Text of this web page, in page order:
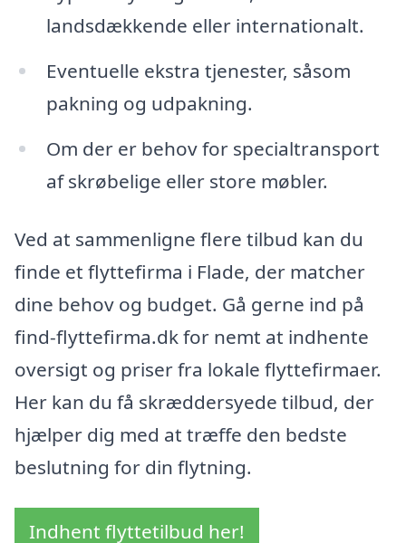
landsdækkende eller internationalt.
Eventuelle ekstra tjenester, såsom
pakning og udpakning.
Om der er behov for specialtransport
af skrøbelige eller store møbler.
Ved at sammenligne flere tilbud kan du
finde et flyttefirma i Flade, der matcher
dine behov og budget. Gå gerne ind på
find-flyttefirma.dk for nemt at indhente
oversigt og priser fra lokale flyttefirmaer.
Her kan du få skræddersyede tilbud, der
hjælper dig med at træffe den bedste
beslutning for din flytning.
Indhent flyttetilbud her!